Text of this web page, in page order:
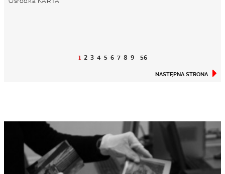
1 2 3 4 5 6 7 8 9
NASTĘPNA STRONA
56